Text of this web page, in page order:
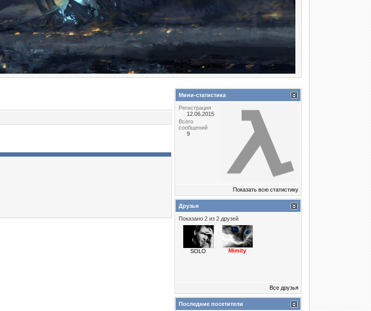
Мини-статистика
Регистрация
12.06.2015
Всего
сообщений
9
Показать всю статистику
Друзья
Показано 2 из 2 друзей
SOLO Mimity
Все друзья
Последние посетители